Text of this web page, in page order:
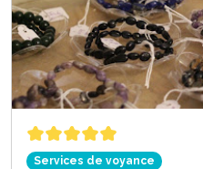
Services de voyance